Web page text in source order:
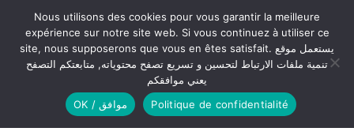
Newsletter
Inscrivez-vous à notre newsletter pour recevoir les dernières
nouvelles sur TANMIA
Nous utilisons des cookies pour vous garantir la meilleure
expérience sur notre site web. Si vous continuez à utiliser ce
site, nous supposerons que vous en êtes satisfait. يستعمل موقع
تنمية ملفات الارتباط لتحسين و تسريع تصفح محتوياته, متابعتكم التصفح
يعني موافقكم
OK / موافق
Politique de confidentialité